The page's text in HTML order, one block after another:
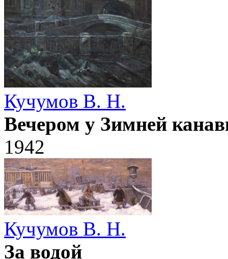
Кучумов В. Н.
Вечером у Зимней
1942
Кучумов В. Н.
За водой